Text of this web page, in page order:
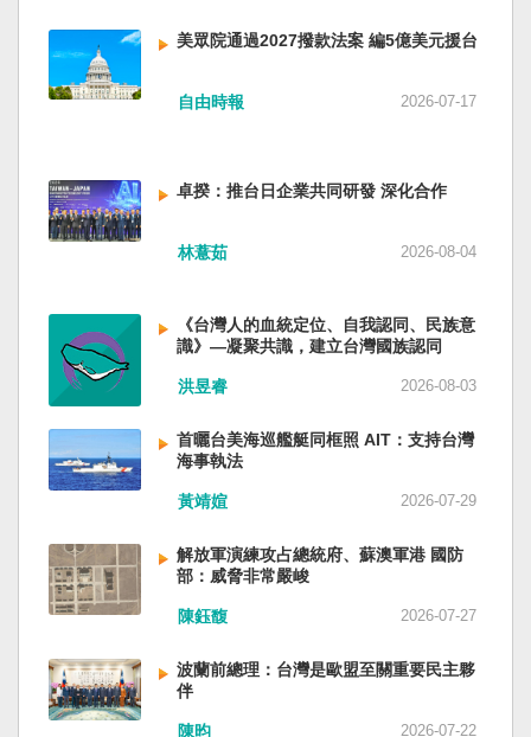
美眾院通過2027撥款法案 編5億美元援台
自由時報 2026-07-17
卓揆：推台日企業共同研發 深化合作
林薏茹 2026-08-04
《台灣人的血統定位、自我認同、民族意
識》—凝聚共識，建立台灣國族認同
洪昱睿 2026-08-03
首曬台美海巡艦艇同框照 AIT：支持台灣
海事執法
黃靖媗 2026-07-29
解放軍演練攻占總統府、蘇澳軍港 國防
部：威脅非常嚴峻
陳鈺馥 2026-07-27
波蘭前總理：台灣是歐盟至關重要民主夥
伴
陳昀 2026-07-22